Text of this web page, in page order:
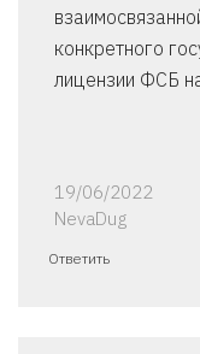
конкретного
лицензии ФСБ
19/06/2022
NevaDug
Ответить